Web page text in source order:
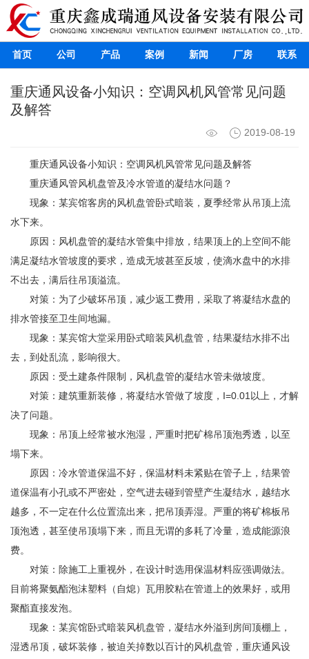
首页 公司 产品 案例 新闻 厂房 联系
重庆通风设备小知识：空调风机风管常见问题
及解答
2019-08-19
重庆通风设备小知识：空调风机风管常见问题及解答
重庆通风管风机盘管及冷水管道的凝结水问题？
现象：某宾馆客房的风机盘管卧式暗装，夏季经常从吊顶上流
水下来。
原因：风机盘管的凝结水管集中排放，结果顶上的上空间不能
满足凝结水管坡度的要求，造成无坡甚至反坡，使滴水盘中的水排
不出去，满后往吊顶溢流。
对策：为了少破坏吊顶，减少返工费用，采取了将凝结水盘的
排水管接至卫生间地漏。
现象：某宾馆大堂采用卧式暗装风机盘管，结果凝结水排不出
去，到处乱流，影响很大。
原因：受土建条件限制，风机盘管的凝结水管未做坡度。
对策：建筑重新装修，将凝结水管做了坡度，I=0.01以上，才解
决了问题。
现象：吊顶上经常被水泡湿，严重时把矿棉吊顶泡秀透，以至
塌下来。
原因：冷水管道保温不好，保温材料未紧贴在管子上，结果管
道保温有小孔或不严密处，空气进去碰到管壁产生凝结水，越结水
越多，不一定在什么位置流出来，把吊顶弄湿。严重的将矿棉板吊
顶泡透，甚至使吊顶塌下来，而且无谓的多耗了冷量，造成能源浪
费。
对策：除施工上重视外，在设计时选用保温材料应强调做法。
目前将聚氨酯泡沫塑料（自熄）瓦用胶粘在管道上的效果好，或用
聚酯直接发泡。
现象：某宾馆卧式暗装风机盘管，凝结水外溢到房间顶棚上，
湿透吊顶，破坏装修，被迫关掉数以百计的风机盘管，重庆通风设